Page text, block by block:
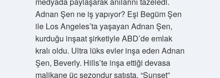
Adnan Şen ne iş yapıyor? Eşi Begüm Şen
ile Los Angeles’ta yaşayan Adnan Şen,
kurduğu inşaat şirketiyle ABD’de emlak
kralı oldu. Ultra lüks evler inşa eden Adnan
Şen, Beverly. Hills’te inşa ettiği devasa
malikane üç sezondur satışta. “Sunset”